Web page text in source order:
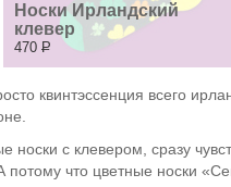
Носки Ирландский
клевер
470 Р
квинтэссенция всего
носки с клевером, сразу
потому что цветные носки